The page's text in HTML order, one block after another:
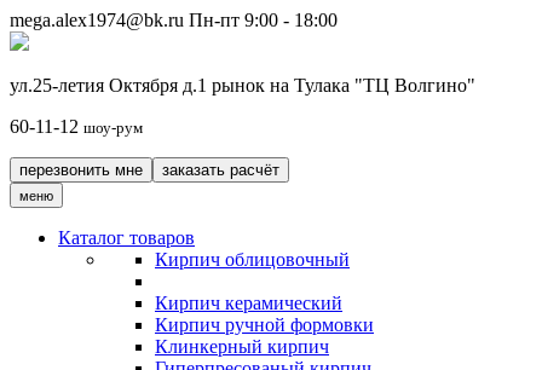
mega.alex1974@bk.ru Пн-пт 9:00 - 18:00
ул.25-летия Октября д.1 рынок на Тулака "ТЦ Волгино"
60-11-12 шоу-рум
перезвонить мне заказать расчёт
меню
Каталог товаров
Кирпич облицовочный
Кирпич керамический
Кирпич ручной формовки
Клинкерный кирпич